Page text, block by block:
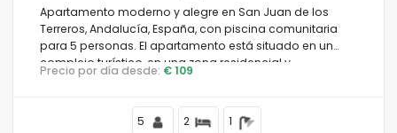
Apartamento moderno y alegre en San Juan de los
Terreros, Andalucía, España, con piscina comunitaria
para 5 personas. El apartamento está situado en un
complejo turístico, en una zona residencial y
montañosa cerca de la playa, a poca distancia de
Precio por día desde: € 109
5 2 1